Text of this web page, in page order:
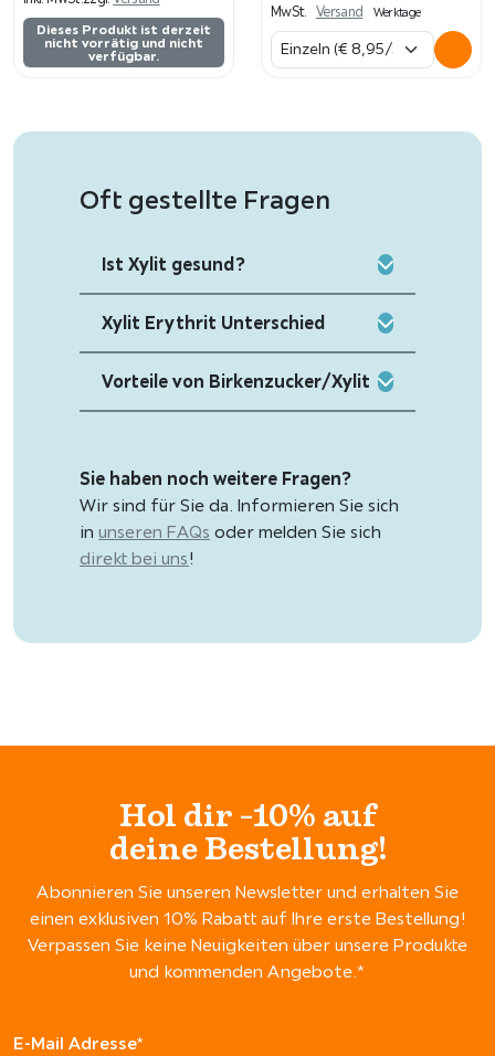
Dieses Produkt ist derzeit
nicht vorrätig und nicht
verfügbar.
s
p
r
g
c
P
r
i
s
w
:
€
t
u
e
e
i
:
€
5
.
MwSt.
Versand
Werktage
Oft gestellte Fragen
Ist Xylit gesund?
Xylit Erythrit Unterschied
Vorteile von Birkenzucker/Xylit
Sie haben noch weitere Fragen?
Wir sind für Sie da. Informieren Sie sich
in unseren FAQs oder melden Sie sich
direkt bei uns!
Hol dir -10% auf
deine Bestellung!
Abonnieren Sie unseren Newsletter und erhalten Sie
einen exklusiven 10% Rabatt auf Ihre erste Bestellung!
Verpassen Sie keine Neuigkeiten über unsere Produkte
und kommenden Angebote.*
E-Mail Adresse*